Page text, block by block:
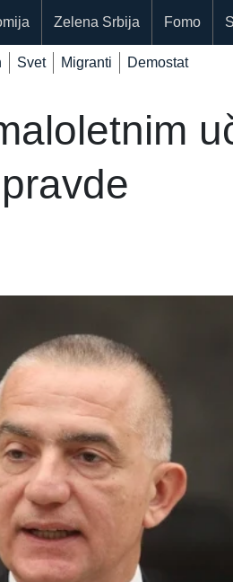
Zelena Srbija Fomo
Svet Migranti Demostat